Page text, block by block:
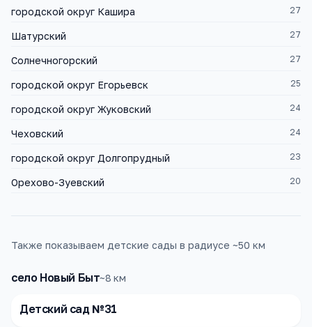
городской округ Кашира 27
Шатурский 27
Солнечногорский 27
городской округ Егорьевск 25
городской округ Жуковский 24
Чеховский 24
городской округ Долгопрудный 23
Орехово-Зуевский 20
Также показываем детские сады в радиусе ~50 км
село Новый Быт~8 км
Детский сад №31